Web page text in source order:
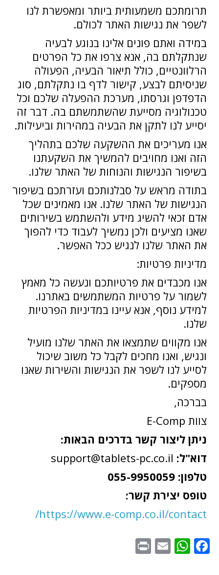
תרומתכם משמעותית ביותר ומאפשרת לנו
לשפר את נגישות האתר לכולם.
במידה ואתם פונים אלינו בנוגע לבעיה
שנתקלתם בה, אנא צרפו את כל הפרטים
הרלוונטיים, כולל תיאור הבעיה, הפעולה
שניסיתם לבצע, קישור לדף בו נתקלתם, סוג
הדפדפן וגרסתו, מערכת ההפעלה שלכם וכל
טכנולוגיה מסייעת שהשתמשתם בה. דבר זה
יסייע לנו לתקן את הבעיה במהירות וביעילות.
אנו מעריכים את ההשקעה שלכם בתהליך
הזה ואנו מחויבים להמשיך את השקעתנו
בשיפור הנגישות והנוחות של האתר שלנו.
בתודה מראש על סבלנותכם ועזרתכם בשיפור
הנגישות של האתר שלנו. אנו מאמינים שכל
אדם זכאי להשיג מידע ולהשתמש בשירותים
שאנו מציעים ולכן נמשיך לעבוד כדי להפוך
את האתר שלנו לנגיש ככל האפשר.
מדיניות פרטיות:
אנו מכבדים את פרטיותכם ונעשה כל מאמץ
לשמור על פרטיות המשתמשים באתרנו.
למידע נוסף, אנא עיינו במדיניות הפרטיות
שלנו.
אנו מקווים שתמצאו את האתר שלנו מועיל
ונגיש, ואנו מחכים לקבל כל משוב שיכול
לסייע לנו לשפר את הנגישות והשירות שאנו
מספקים.
בברכה,
צוות E-Comp
ניתן ליצור קשר בדרכים הבאות:
דוא"ל:
טלפון: 055-9950059
טופס יצירת קשר:
https://www.e-comp.co.il/contact/
Facebook
WhatsApp
Email